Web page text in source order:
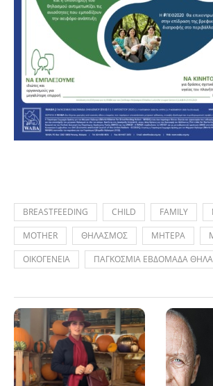
BREASTFEEDING CHILD FAMILY
MOTHER
ΘΗΛΑΣΜΟΣ ΜΗΤΕΡΑ
ΟΙΚΟΓΕΝΕΙΑ
ΠΑΓΚΟΣΜΙΑ ΕΒΔΟΜΑΔΑ